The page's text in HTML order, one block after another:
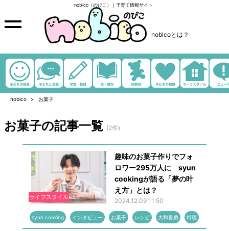
nobico（のびこ）｜子育て情報サイト
nobicoとは？
nobico お菓子
お菓子の記事一覧 (2件)
ライフスタイル
趣味のお菓子作りでフォ
ロワー295万人に syun
cookingが語る「夢の叶
え方」とは？
2024.12.09 11:50
syun cooking インタビュー お菓子 レシピ 大和書房 料理